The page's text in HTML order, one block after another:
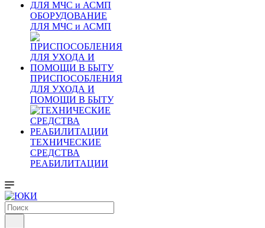
ОБОРУДОВАНИЕ
ДЛЯ МЧС и АСМП
ПРИСПОСОБЛЕНИЯ
ДЛЯ УХОДА И
ПОМОЩИ В БЫТУ
ТЕХНИЧЕСКИЕ
СРЕДСТВА
РЕАБИЛИТАЦИИ